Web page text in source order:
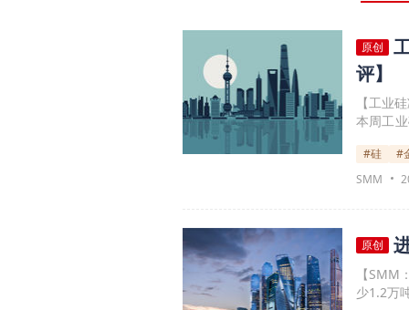
原创
评】
【工业
本周工
环比持
产之后
#硅
#
SMM
原创
【
少1.2万